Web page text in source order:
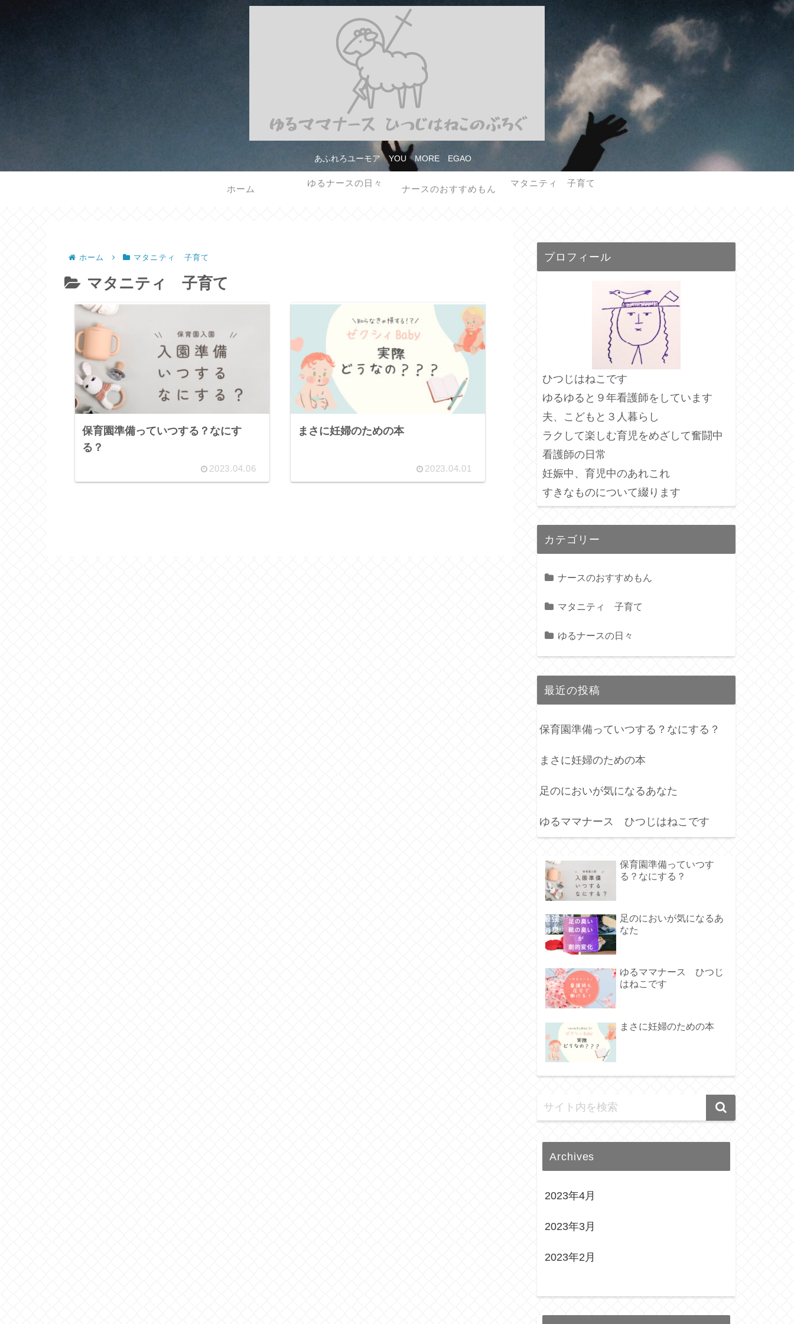
あふれろユーモア YOU MORE EGAO
ホーム
ゆるナースの日々
ナースのおすすめもん
マタニティ 子育て
ホーム マタニティ 子育て
マタニティ 子育て
保育園準備っていつする？なにす
る？
2023.04.06
まさに妊婦のための本
2023.04.01
プロフィール
ひつじはねこです
ゆるゆると９年看護師をしています
夫、こどもと３人暮らし
ラクして楽しむ育児をめざして奮闘中
看護師の日常
妊娠中、育児中のあれこれ
すきなものについて綴ります
カテゴリー
ナースのおすすめもん
マタニティ 子育て
ゆるナースの日々
最近の投稿
保育園準備っていつする？なにする？
まさに妊婦のための本
足のにおいが気になるあなた
ゆるママナース ひつじはねこです
保育園準備っていつす
る？なにする？
足のにおいが気になるあ
なた
ゆるママナース ひつじ
はねこです
まさに妊婦のための本
Archives
2023年4月
2023年3月
2023年2月